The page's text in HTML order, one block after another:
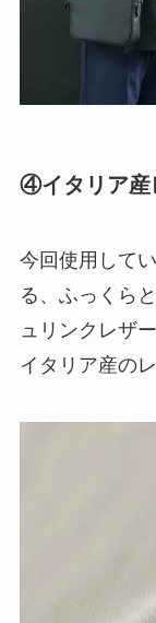
④イタリア産
今回使用して
る、ふっくら
ュリンクレザ
イタリア産の